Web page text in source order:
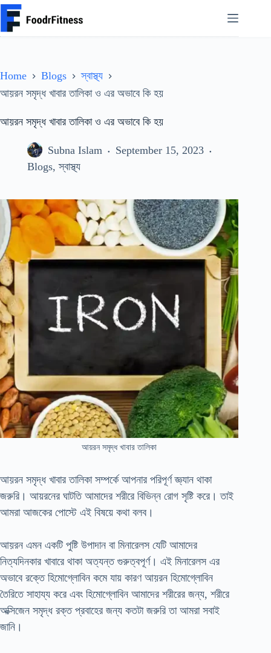
Skip
to
content
Home Blogs
স্বাস্থ্য
আয়রন সমৃদ্ধ খাবার তালিকা ও এর অভাবে কি হয়
আয়রন সমৃদ্ধ খাবার তালিকা ও এর অভাবে কি হয়
Subna Islam
September 15, 2023
Blogs,স্বাস্থ্য
আয়রন সমৃদ্ধ খাবার তালিকা
আয়রন সমৃদ্ধ খাবার তালিকা সম্পর্কে আপনার পরিপূর্ণ জ্ঞ্যান থাকা
জরুরি। আয়রনের ঘাটতি আমাদের শরীরে বিভিন্ন রোগ সৃষ্টি করে। তাই
আমরা আজকের পোস্টে এই বিষয়ে কথা বলব।
আয়রন এমন একটি পুষ্টি উপাদান বা মিনারেলস যেটি আমাদের
নিত্যদিনকার খাবারে থাকা অত্যন্ত গুরুত্বপূর্ণ। এই মিনারেলস এর
অভাবে রক্তে হিমোগ্লোবিন কমে যায় কারণ আয়রন হিমোগ্লোবিন
তৈরিতে সাহায্য করে এবং হিমোগ্লোবিন আমাদের শরীরের জন্য, শরীরে
অক্সিজেন সমৃদ্ধ রক্ত প্রবাহের জন্য কতটা জরুরি তা আমরা সবাই
জানি।